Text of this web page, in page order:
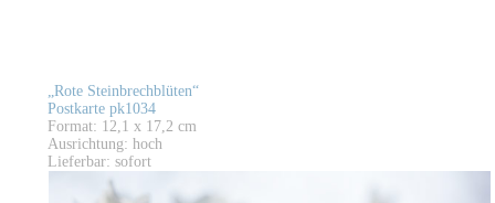
„Rote Steinbrechblüten“
Postkarte pk1034
Format: 12,1 x 17,2 cm
Ausrichtung: hoch
Lieferbar: sofort